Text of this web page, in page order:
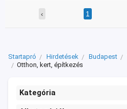
‹ 1
Startapró Hirdetések Budapest
Otthon, kert, építkezés
Kategória